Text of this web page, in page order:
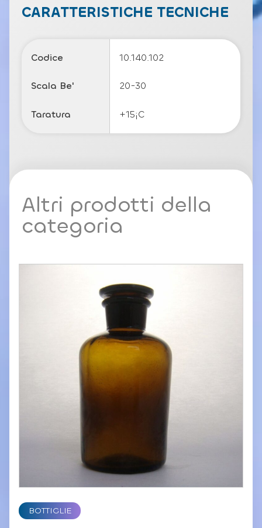
c
y
li
CARATTERISTICHE TECNICHE
Codice 10.140.102
Scala Be' 20-30
Taratura +15¡C
Altri prodotti della
categoria
BOTTIGLIE